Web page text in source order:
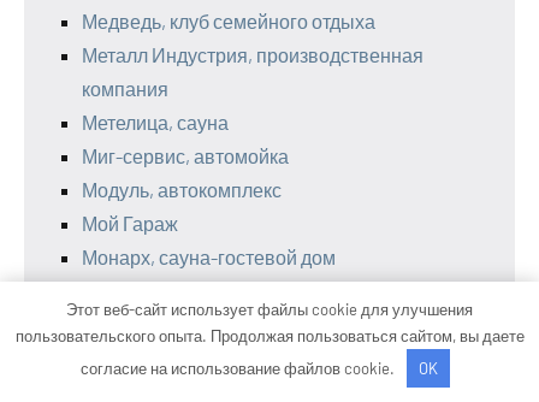
Медведь, клуб семейного отдыха
Металл Индустрия, производственная
компания
Метелица, сауна
Миг-сервис, автомойка
Модуль, автокомплекс
Мой Гараж
Монарх, сауна-гостевой дом
На кольце, автомоечный комплекс
Этот веб-сайт использует файлы cookie для улучшения
пользовательского опыта. Продолжая пользоваться сайтом, вы даете
согласие на использование файлов cookie.
OK